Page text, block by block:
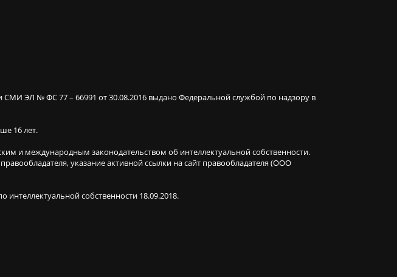
ЭЛ № ФС 77 – 66991 от 30.08.2016 выдано Федеральной службой по надзору в
16 лет.
и международным законодательством об интеллектуальной собственности.
указание активной ссылки на сайт правообладателя (ООО
собственности 18.09.2018.